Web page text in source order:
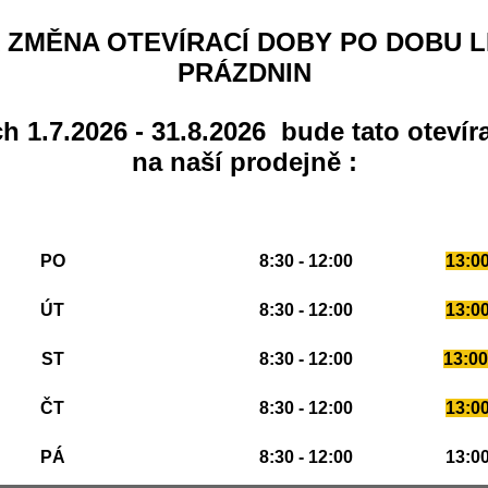
dotaz k produktu, hodnocení nebo recenzi
Pure Marine Beauty Collagen 250g Bioaktivní
diskuze,otázka ani odpověď. Buďte první.
k produktu, hodnocení nebo recenzi.
a složení zboží, fotografií a cen vyhrazena. Etiketa výrobku a jeho balení se může lišit od
ZMĚNA OTEVÍRACÍ DOBY PO DOBU
PRÁZDNIN
1.7.2026 - 31.8.2026 bude tato
na naší prodejně :
PO 8:30 - 12:00
ÚT 8:30 - 12:00
ST 8:30 - 12:00
ČT 8:30 - 12:00
PÁ 8:30 - 12:00